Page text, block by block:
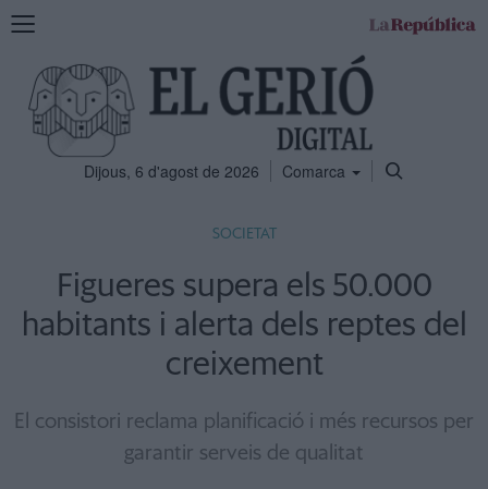
Mostra
navegació
Dijous, 6 d'agost de 2026 Comarca
SOCIETAT
Figueres supera els 50.000
habitants i alerta dels reptes del
creixement
El consistori reclama planificació i més recursos per
garantir serveis de qualitat